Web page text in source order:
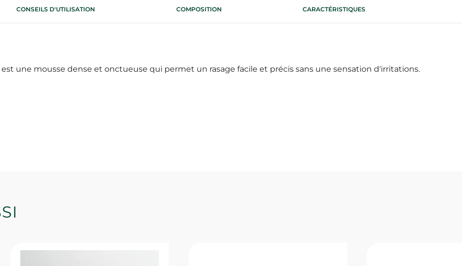
CONSEILS D'UTILISATION COMPOSITION CARACTÉRISTIQUES
une mousse dense et onctueuse qui permet un rasage facile et précis sans une sensation d'irritations.